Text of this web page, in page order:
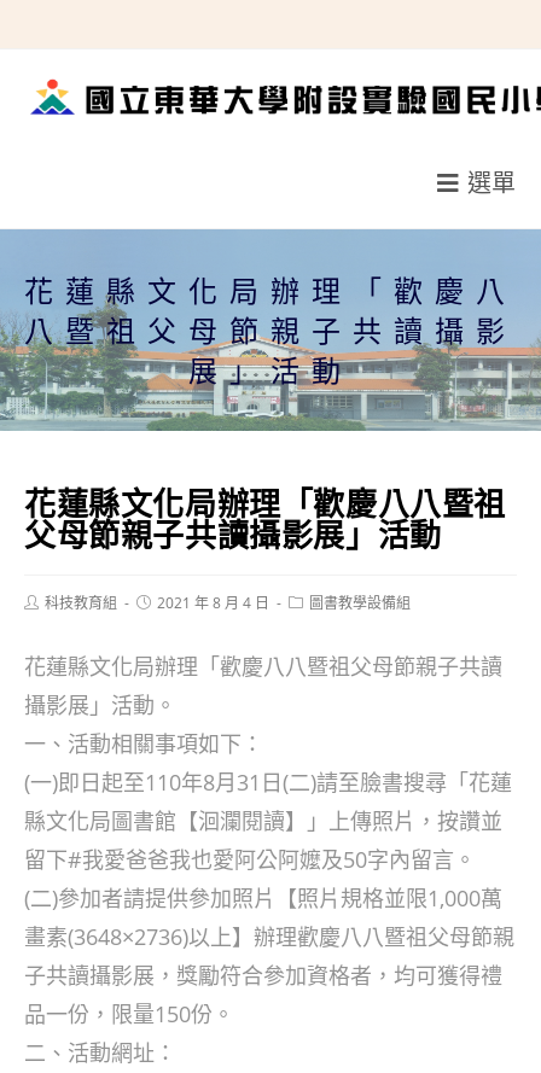
轉
選單
花蓮縣文化局辦理「歡慶八
八暨祖父母節親子共讀攝影
展」活動
花蓮縣文化局辦理「歡慶八八暨祖
父母節親子共讀攝影展」活動
Post科技教育組
Post2021 年 8 月 4 日
Post圖書教學設備組
花蓮縣文化局辦理「歡慶八八暨祖父母節親子共讀
攝影展」活動。
一、活動相關事項如下：
(一)即日起至110年8月31日(二)請至臉書搜尋「花蓮
縣文化局圖書館【洄瀾閱讀】」上傳照片，按讚並
留下#我愛爸爸我也愛阿公阿嬤及50字內留言。
(二)參加者請提供參加照片【照片規格並限1,000萬
畫素(3648×2736)以上】辦理歡慶八八暨祖父母節親
子共讀攝影展，獎勵符合參加資格者，均可獲得禮
品一份，限量150份。
二、活動網址：